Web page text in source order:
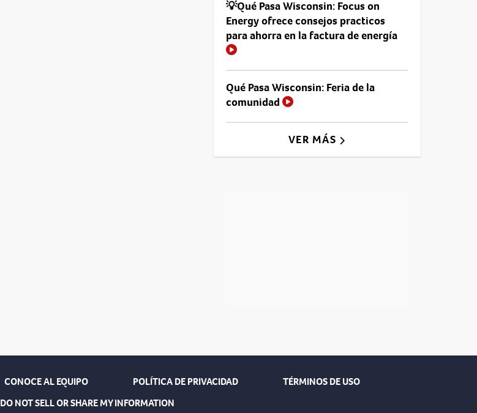
💡Qué Pasa Wisconsin: Focus on
Energy ofrece consejos practicos
para ahorra en la factura de energía
Qué Pasa Wisconsin: Feria de la
comunidad
VER MÁS
CONOCE AL EQUIPO POLÍTICA DE PRIVACIDAD
TÉRMINOS DE USO
DO NOT SELL OR SHARE MY INFORMATION